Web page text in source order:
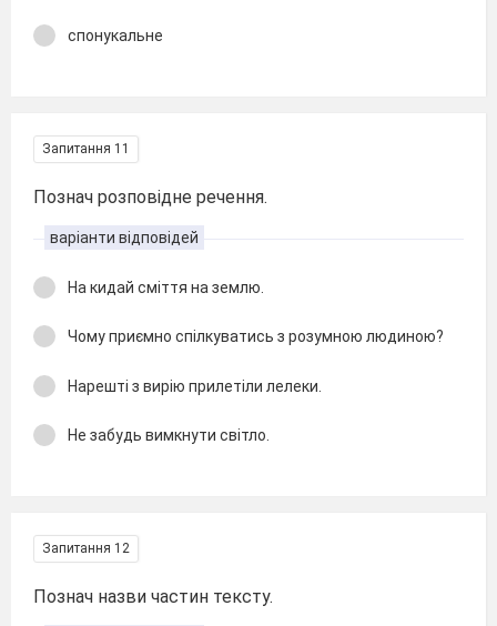
спонукальне
Запитання 11
Познач розповідне речення.
варіанти відповідей
На кидай сміття на землю.
Чому приємно спілкуватись з розумною людиною?
Нарешті з вирію прилетіли лелеки.
Не забудь вимкнути світло.
Запитання 12
Познач назви частин тексту.